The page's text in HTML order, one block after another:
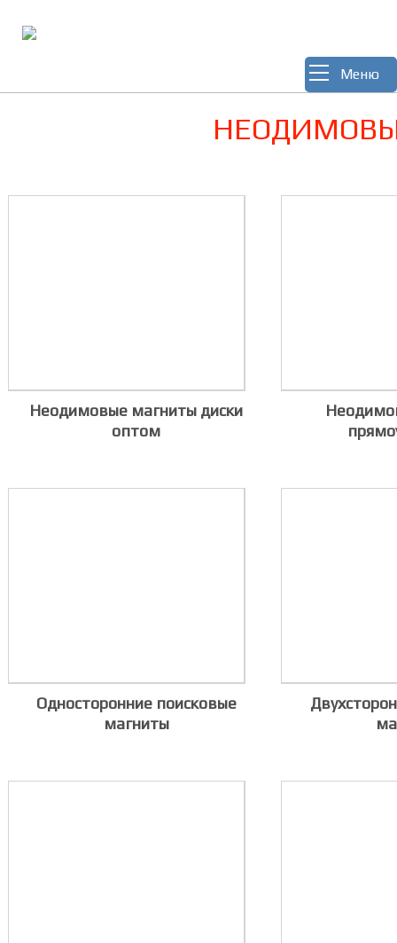
Меню
Неодимовые магниты диски
оптом
Односторонние поисковые
магниты